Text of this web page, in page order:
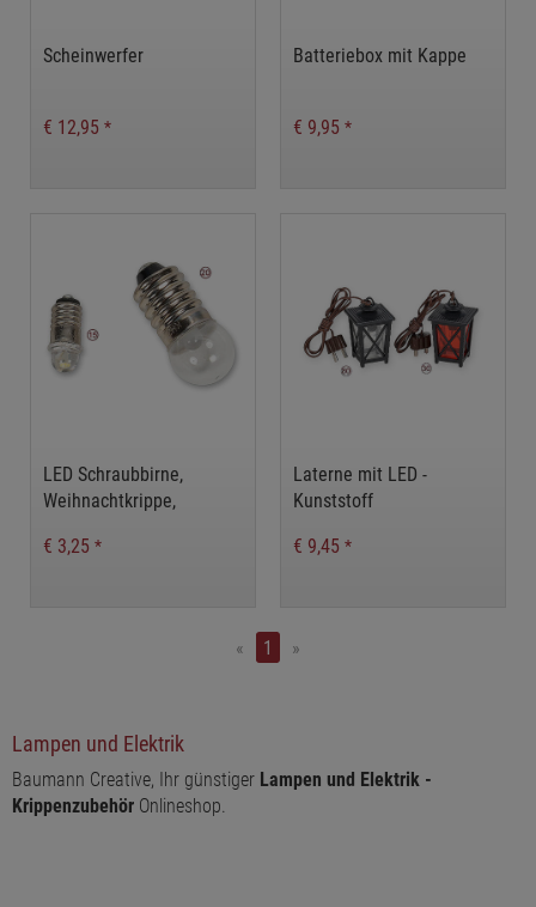
Scheinwerfer
€ 12,95 *
Batteriebox mit Kappe
€ 9,95 *
LED Schraubbirne,
Weihnachtkrippe,
€ 3,25 *
Laterne mit LED -
Kunststoff
€ 9,45 *
« 1 »
Lampen und Elektrik
Baumann Creative, Ihr günstiger Lampen und Elektrik -
Krippenzubehör Onlineshop.